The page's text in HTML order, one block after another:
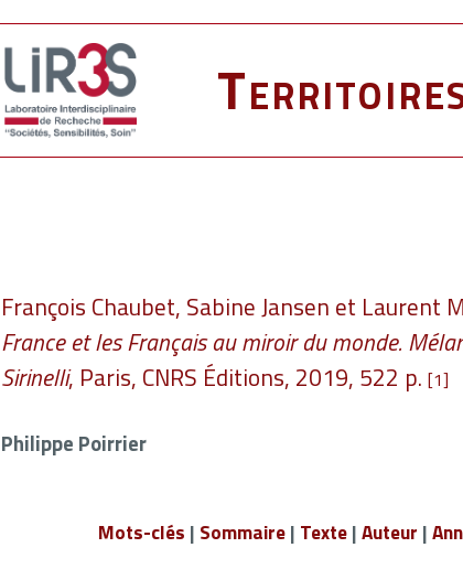
François Chaubet, Sabine Jansen et Laurent
France et les Français au miroir du monde.
Sirinelli, Paris, CNRS Éditions, 2019, 522 p. [1]
Philippe Poirrier
Mots-clés | Sommaire| Texte|Auteur |